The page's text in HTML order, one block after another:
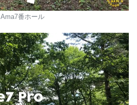
Ama7番ホール